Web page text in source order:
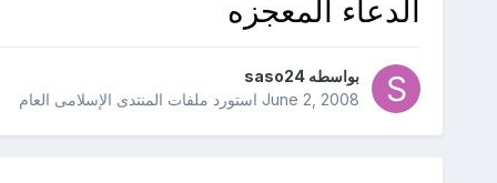
الدعاء المعجزه
بواسطه saso24
June 2, 2008استورد ملفات المنتدى الإسلامى العام